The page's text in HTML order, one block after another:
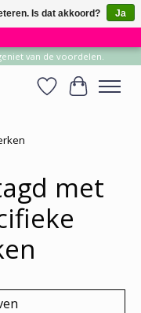
×
van de voordelen.
Verlanglijst
met
Is dat akkoord?
Ja